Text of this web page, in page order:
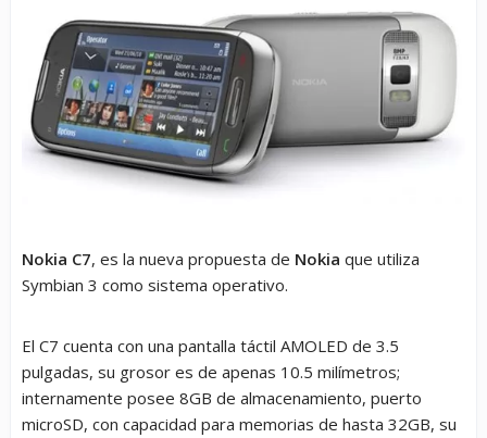
Nokia C7, es la nueva propuesta de Nokia que utiliza
Symbian 3 como sistema operativo.
El C7 cuenta con una pantalla táctil AMOLED de 3.5
pulgadas, su grosor es de apenas 10.5 milímetros;
internamente posee 8GB de almacenamiento, puerto
microSD, con capacidad para memorias de hasta 32GB, su